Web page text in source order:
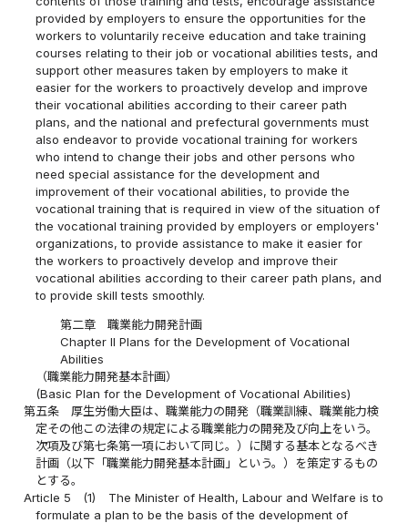
provided by employers to ensure the opportunities for the
workers to voluntarily receive education and take training
courses relating to their job or vocational abilities tests, and
support other measures taken by employers to make it
easier for the workers to proactively develop and improve
their vocational abilities according to their career path
plans, and the national and prefectural governments must
also endeavor to provide vocational training for workers
who intend to change their jobs and other persons who
need special assistance for the development and
improvement of their vocational abilities, to provide the
vocational training that is required in view of the situation of
the vocational training provided by employers or employers'
organizations, to provide assistance to make it easier for
the workers to proactively develop and improve their
vocational abilities according to their career path plans, and
to provide skill tests smoothly.
第二章 職業能力開発計画
Chapter II Plans for the Development of Vocational
Abilities
（職業能力開発基本計画）
(Basic Plan for the Development of Vocational Abilities)
第五条
厚生労働大臣は、職業能力の開発（職業訓練、職業能力検
定その他この法律の規定による職業能力の開発及び向上をいう。
次項及び第七条第一項において同じ。）に関する基本となるべき
計画（以下「職業能力開発基本計画」という。）を策定するもの
とする。
Article 5
(1)
The Minister of Health, Labour and Welfare is to
formulate a plan to be the basis of the development of